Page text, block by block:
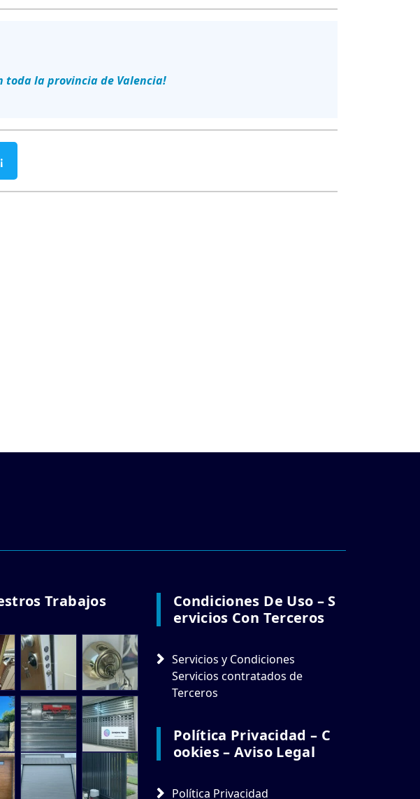
toda la provincia de Valencia!
Trabajos
Condiciones De Uso – S
Ervicios Con Terceros
Servicios y Condiciones
Servicios contratados de
Terceros
Política Privacidad – C
Ookies – Aviso Legal
Política Privacidad